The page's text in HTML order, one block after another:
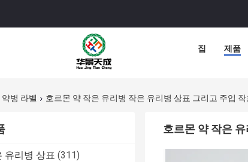
집 제품
약병 라벨 호르몬 약 작은 유리병 작은 유리병 상표 그리고 주입
유리병 상표 (311)
호르몬 약 작은